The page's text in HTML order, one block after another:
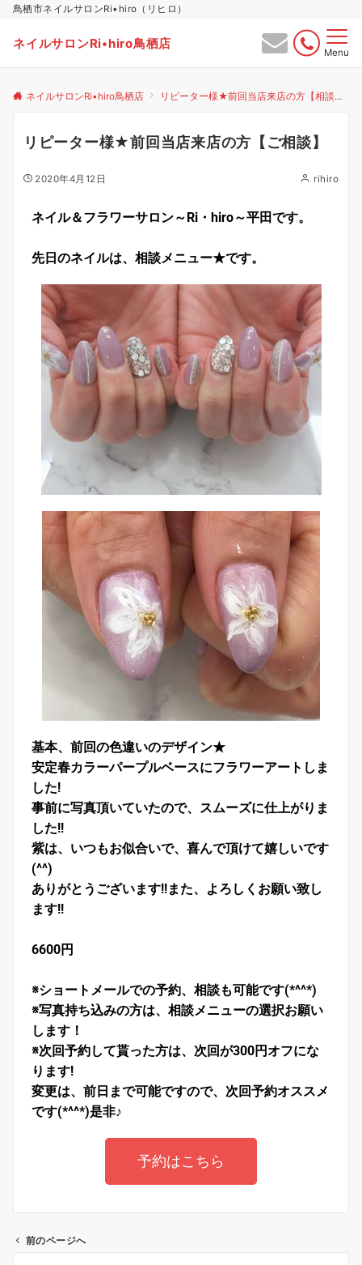
鳥栖市ネイルサロンRi•hiro（リヒロ）
ネイルサロンRi•hiro鳥栖店
Menu
ネイルサロンRi•hiro鳥栖店 リピーター様★前回当店来店の方【相談】
リピーター様★前回当店来店の方【ご相談】
2020年4月12日 rihiro
ネイル＆フラワーサロン～Ri・hiro～平田です。
先日のネイルは、相談メニュー★です。
基本、前回の色違いのデザイン★
安定春カラーパープルベースにフラワーアートしま
した!
事前に写真頂いていたので、スムーズに仕上がりま
した!!
紫は、いつもお似合いで、喜んで頂けて嬉しいです
(^^)
ありがとうございます!!また、よろしくお願い致し
ます!!
6600円
※ショートメールでの予約、相談も可能です(*^^*)
※写真持ち込みの方は、相談メニューの選択お願い
します！
※次回予約して貰った方は、次回が300円オフにな
ります!
変更は、前日まで可能ですので、次回予約オススメ
です(*^^*)是非♪
予約はこちら
前のページへ